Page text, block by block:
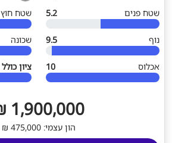
שטח פנים
5.2 שטח חוץ
נוף 9.5 שכונה
אכלוס 10 ציון כולל
1,900,000 ₪
הון עצמי: 475,000 ₪